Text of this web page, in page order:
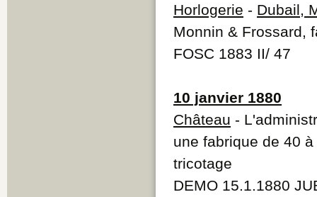
Horlogerie - Dubail,
Monnin & Frossard,
FOSC 1883 II/ 47
10 janvier 1880
Château -
une fabrique de 40
tricotage
DEMO 15.1.1880